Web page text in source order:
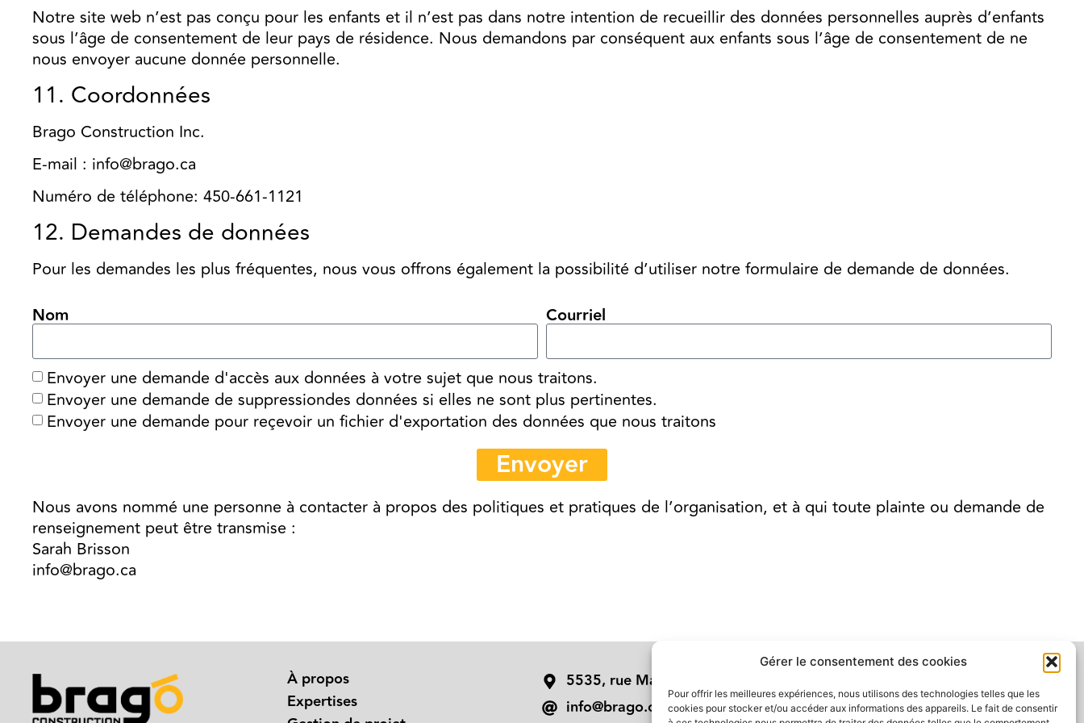
Gérer le consentement des cookies
Pour offrir les meilleures expériences, nous utilisons des technologies telles que les
cookies pour stocker et/ou accéder aux informations des appareils. Le fait de consentir
Notre site web n’est pas conçu pour les enfants et il n’est pas dans notre intention de recueillir des données personnelles auprès d’enfants
sous l’âge de consentement de leur pays de résidence. Nous demandons par conséquent aux enfants sous l’âge de consentement de ne
nous envoyer aucune donnée personnelle.
11. Coordonnées
Brago Construction Inc.
E-mail : info@brago.ca
Numéro de téléphone: 450-661-1121
12. Demandes de données
Pour les demandes les plus fréquentes, nous vous offrons également la possibilité d’utiliser notre formulaire de demande de données.
Nom Courriel
Envoyer une demande d'accès aux données à votre sujet que nous traitons.
Envoyer une demande de suppressiondes données si elles ne sont plus pertinentes.
Envoyer une demande pour reçevoir un fichier d'exportation des données que nous traitons
Envoyer
Nous avons nommé une personne à contacter à propos des politiques et pratiques de l’organisation, et à qui toute plainte ou demande de
renseignement peut être transmise :
Sarah Brisson
info@brago.ca
À propos
Expertises
5535, rue Maurice-Cullen, Laval, H7C 2T8
info@brago.ca